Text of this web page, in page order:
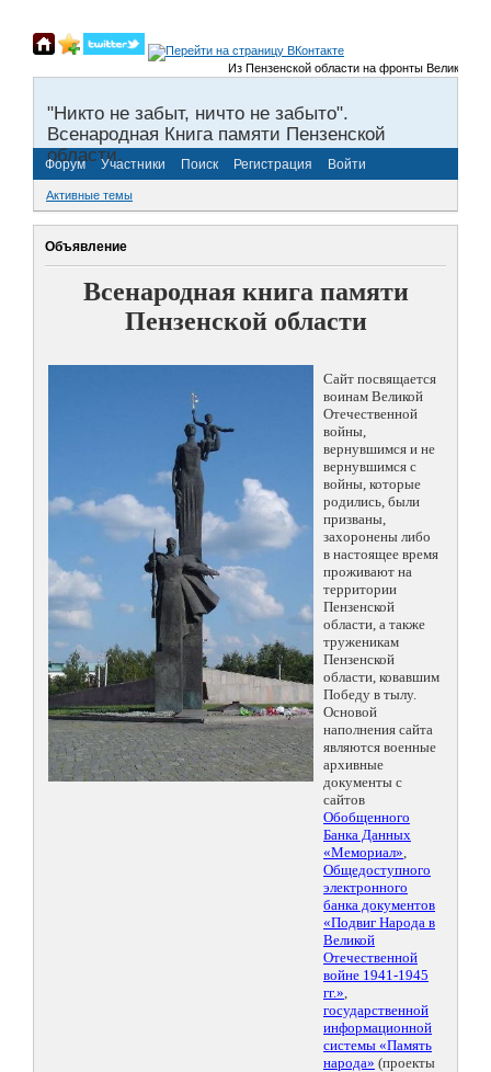
Из Пензенской области на фронты Великой
"Никто не забыт, ничто не забыто".
Всенародная Книга памяти Пензенской
области.
Форум Участники Поиск Регистрация Войти
Активные темы
Объявление
Всенародная книга памяти
Пензенской области
Сайт посвящается
воинам Великой
Отечественной
войны,
вернувшимся и не
вернувшимся с
войны, которые
родились, были
призваны,
захоронены либо
в настоящее время
проживают на
территории
Пензенской
области, а также
труженикам
Пензенской
области, ковавшим
Победу в тылу.
Основой
наполнения сайта
являются военные
архивные
документы с
сайтов
Обобщенного
Банка Данных
«Мемориал»,
Общедоступного
электронного
банка документов
«Подвиг Народа в
Великой
Отечественной
войне 1941-1945
гг.»,
государственной
информационной
системы «Память
народа» (проекты